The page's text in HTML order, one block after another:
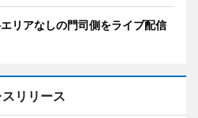
リアなしの門司側をライブ配信
リリース